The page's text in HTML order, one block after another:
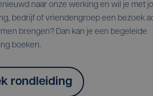
naar onze werking en wil je met
bedrijf of vriendengroep een bezoek
brengen? Dan kan je een begeleide
boeken.
rondleiding